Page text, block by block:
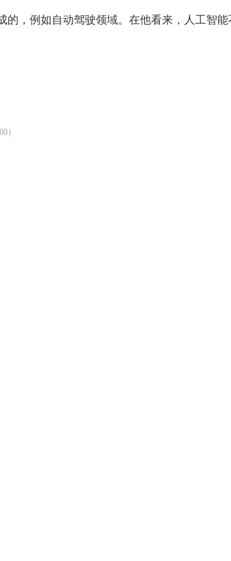
，例如自动驾驶领域。在他看来，人工智
）